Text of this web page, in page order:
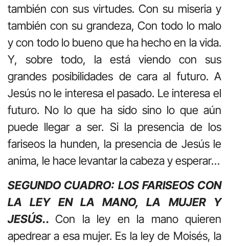
también con sus virtudes. Con su miseria y
también con su grandeza, Con todo lo malo
y con todo lo bueno que ha hecho en la vida.
Y, sobre todo, la está viendo con sus
grandes posibilidades de cara al futuro. A
Jesús no le interesa el pasado. Le interesa el
futuro. No lo que ha sido sino lo que aún
puede llegar a ser. Si la presencia de los
fariseos la hunden, la presencia de Jesús le
anima, le hace levantar la cabeza y esperar…
SEGUNDO CUADRO: LOS FARISEOS CON
LA LEY EN LA MANO, LA MUJER Y
JESÚS..Con la ley en la mano quieren
apedrear a esa mujer. Es la ley de Moisés, la